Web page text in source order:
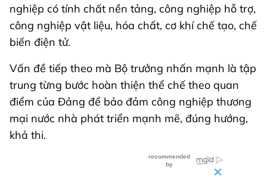
nghiệp có tính chất nền tảng, công nghiệp hỗ trợ,
công nghiệp vật liệu, hóa chất, cơ khí chế tạo, chế
biến điện tử.
Vấn đề tiếp theo mà Bộ trưởng nhấn mạnh là tập
trung từng bước hoàn thiện thể chế theo quan
điểm của Đảng để bảo đảm công nghiệp thương
mại nước nhà phát triển mạnh mẽ, đúng hướng,
khả thi.